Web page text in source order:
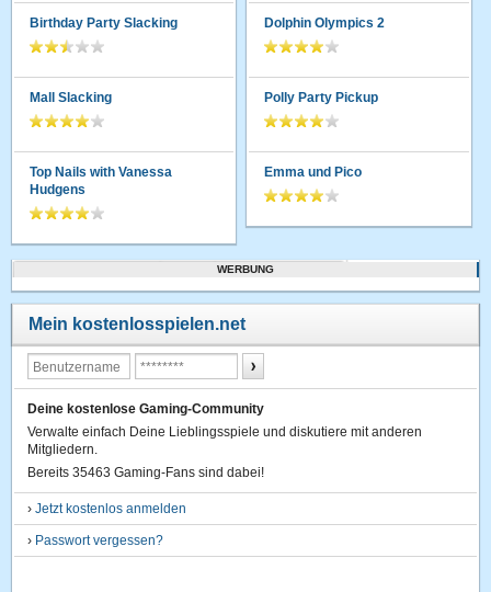
Birthday Party Slacking
Mall Slacking
Top Nails with Vanessa
Hudgens
Dolphin Olympics 2
Polly Party Pickup
Emma und Pico
WERBUNG
Mein kostenlosspielen.net
Deine kostenlose Gaming-Community
Verwalte einfach Deine Lieblingsspiele und diskutiere mit anderen
Mitgliedern.
Bereits 35463 Gaming-Fans sind dabei!
›Jetzt kostenlos anmelden
› Passwort vergessen?